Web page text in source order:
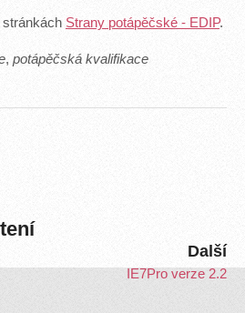
stránkách Strany potápěčské - EDIP.
, potápěčská kvalifikace
Další
IE7Pro verze 2.2